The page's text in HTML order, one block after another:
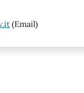
(Email)